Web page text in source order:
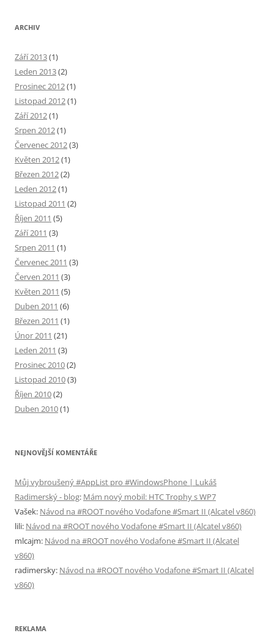
ARCHIV
Září 2013(1)
Leden 2013(2)
Prosinec 2012(1)
Listopad 2012(1)
Září 2012(1)
Srpen 2012(1)
Červenec 2012(3)
Květen 2012(1)
Březen 2012(2)
Leden 2012(1)
Listopad 2011 (2)
Říjen 2011 (5)
Září 2011 (3)
Srpen 2011 (1)
Červenec 2011 (3)
Červen 2011 (3)
Květen 2011 (5)
Duben 2011 (6)
Březen 2011 (1)
Únor 2011 (21)
Leden 2011 (3)
Prosinec 2010(2)
Listopad 2010(3)
Říjen 2010(2)
Duben 2010(1)
NEJNOVĚJŠÍ KOMENTÁŘE
Můj vybroušený #AppList pro #WindowsPhone | Lukáš
Radimerský - blog: Mám nový mobil: HTC Trophy s WP7
Vašek: Návod na #ROOT nového Vodafone #Smart II (Alcatel v860)
lili: Návod na #ROOT nového Vodafone #Smart II (Alcatel v860)
mlcajm: Návod na #ROOT nového Vodafone #Smart II (Alcatel
v860)
radimersky: Návod na #ROOT nového Vodafone #Smart II (Alcatel
v860)
REKLAMA